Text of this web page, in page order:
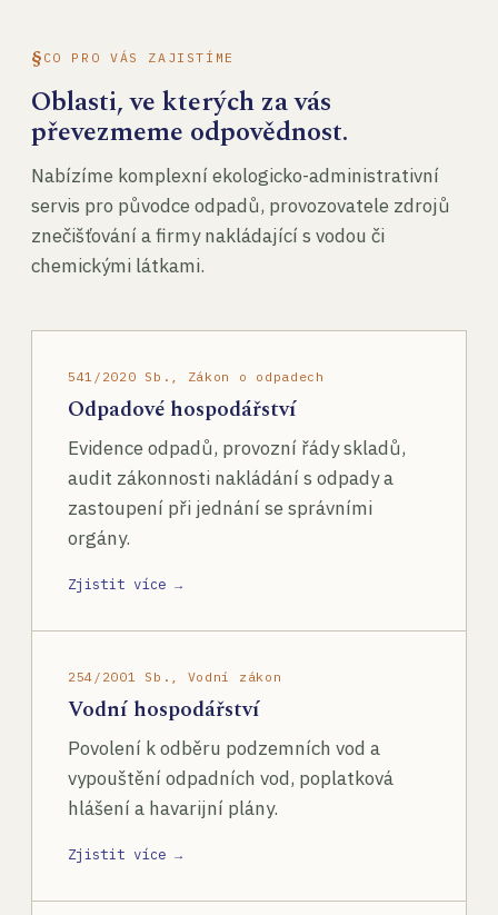
CO PRO VÁS ZAJISTÍME
Oblasti, ve kterých za vás
převezmeme odpovědnost.
Nabízíme komplexní ekologicko-administrativní
servis pro původce odpadů, provozovatele zdrojů
znečišťování a firmy nakládající s vodou či
chemickými látkami.
541/2020 Sb., Zákon o odpadech
Odpadové hospodářství
Evidence odpadů, provozní řády skladů,
audit zákonnosti nakládání s odpady a
zastoupení při jednání se správními
orgány.
Zjistit více →
254/2001 Sb., Vodní zákon
Vodní hospodářství
Povolení k odběru podzemních vod a
vypouštění odpadních vod, poplatková
hlášení a havarijní plány.
Zjistit více →